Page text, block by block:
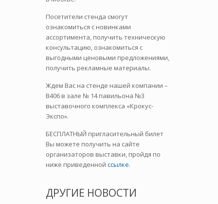
Посетители стенда смогут
ознакомиться с новинками
ассортимента, получить техническую
консультацию, ознакомиться с
выгодными ценовыми предложениями,
получить рекламные материалы.
Ждем Вас на стенде нашей компании –
B406 в зале № 14 павильона №3
выставочного комплекса «Крокус-
Экспо».
БЕСПЛАТНЫЙ пригласительный билет
Вы можете получить на сайте
организаторов выставки, пройдя по
ниже приведенной ссылке.
ДРУГИЕ НОВОСТИ